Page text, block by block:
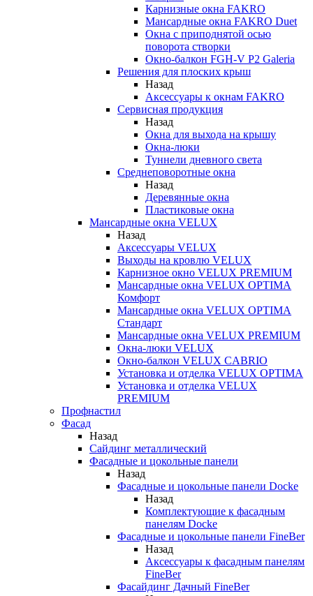
Карнизные окна FAKRO
Мансардные окна FAKRO Duet
Окна с приподнятой осью
поворота створки
Окно-балкон FGH-V P2 Galeria
Решения для плоских крыш
Назад
Аксессуары к окнам FAKRO
Сервисная продукция
Назад
Окна для выхода на крышу
Окна-люки
Туннели дневного света
Среднеповоротные окна
Назад
Деревянные окна
Пластиковые окна
Мансардные окна VELUX
Назад
Аксессуары VELUX
Выходы на кровлю VELUX
Карнизное окно VELUX PREMIUM
Мансардные окна VELUX OPTIMA
Комфорт
Мансардные окна VELUX OPTIMA
Стандарт
Мансардные окна VELUX PREMIUM
Окна-люки VELUX
Окно-балкон VELUX CABRIO
Установка и отделка VELUX OPTIMA
Установка и отделка VELUX
PREMIUM
Профнастил
Фасад
Назад
Сайдинг металлический
Фасадные и цокольные панели
Назад
Фасадные и цокольные панели Docke
Назад
Комплектующие к фасадным
панелям Docke
Фасадные и цокольные панели FineBer
Назад
Аксессуары к фасадным панелям
FineBer
Фасайдинг Дачный FineBer